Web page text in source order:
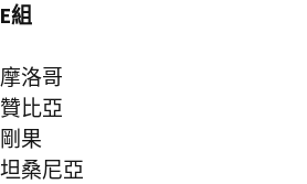
E組
摩洛哥
贊比亞
剛果
坦桑尼亞